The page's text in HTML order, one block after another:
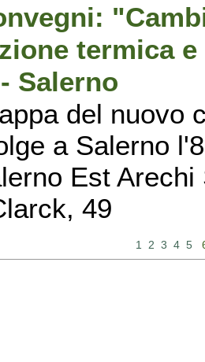
termica
Salerno
del nuovo
a Salerno
Est
49
1 2 3 4 5